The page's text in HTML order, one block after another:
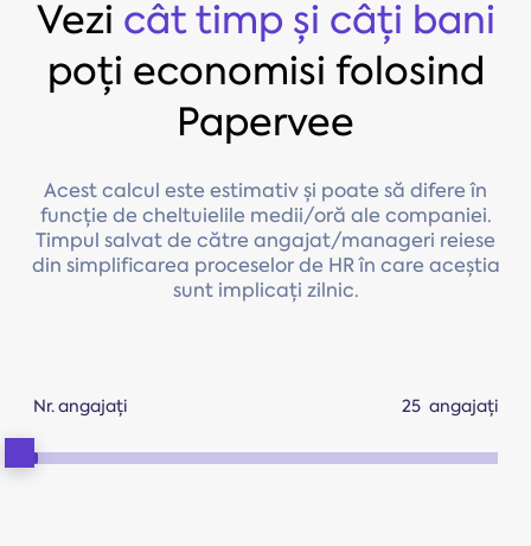
Vezi cât timp și câți bani
poți economisi folosind
Papervee
Acest calcul este estimativ și poate să difere în
funcție de cheltuielile medii/oră ale companiei.
Timpul salvat de către angajat/manageri reiese
din simplificarea proceselor de HR în care aceștia
sunt implicați zilnic.
Nr. angajați angajați